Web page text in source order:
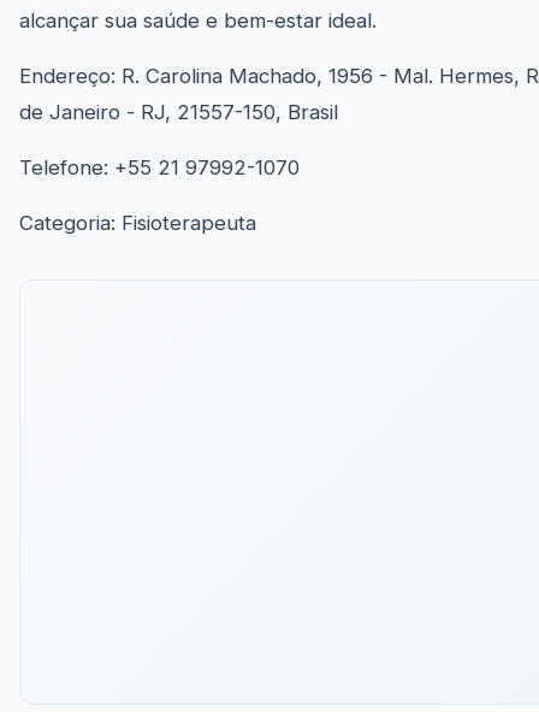
alcançar sua saúde e bem-estar ideal.
Endereço: R. Carolina Machado, 1956 - Mal. Hermes,
de Janeiro - RJ, 21557-150, Brasil
Telefone: +55 21 97992-1070
Categoria: Fisioterapeuta